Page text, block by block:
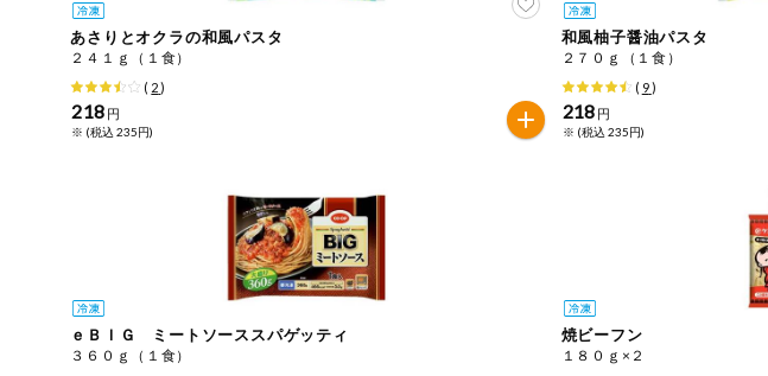
オーガニック
ベビー・キッ
ズ関連
エシカル
あさりとオクラの和風パスタ
２４１ｇ（１食）
( 2)
218 円
※ (税込 235円)
和風柚子醤油パスタ
２７０ｇ（１食）
( 9)
218 円
※ (税込 235円)
ｅＢＩＧ ミートソーススパゲッティ
３６０ｇ（１食）
焼ビーフン
１８０ｇ×２